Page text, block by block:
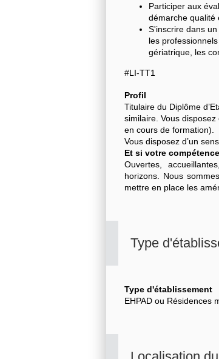
Participer aux
démarche qualité
S'inscrire dans
les
gériatrique, les
#LI-TT1
Profil
Titulaire du Diplôme
similaire. Vous
en cours de formation).
Vous disposez d’un
Et si votre
Ouvertes,
horizons. Nous
mettre en place les
Type
Type d'établissement
EHPAD ou Résidences